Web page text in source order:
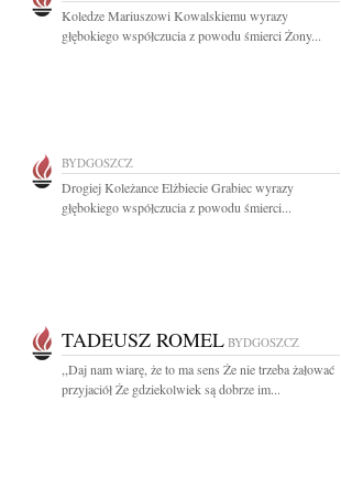
Koledze Mariuszowi Kowalskiemu wyrazy
głębokiego współczucia z powodu śmierci Żony...
BYDGOSZCZ
Drogiej Koleżance Elżbiecie Grabiec wyrazy
głębokiego współczucia z powodu śmierci...
TADEUSZ ROMEL BYDGOSZCZ
,,Daj nam wiarę, że to ma sens Że nie trzeba żałować
przyjaciół Że gdziekolwiek są dobrze im...